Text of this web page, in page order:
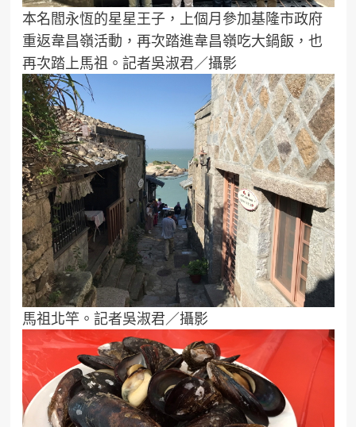
本名閻永恆的星星王子，上個月參加基隆市政府
重返韋昌嶺活動，再次踏進韋昌嶺吃大鍋飯，也
再次踏上馬祖。記者吳淑君／攝影
馬祖北竿。記者吳淑君／攝影